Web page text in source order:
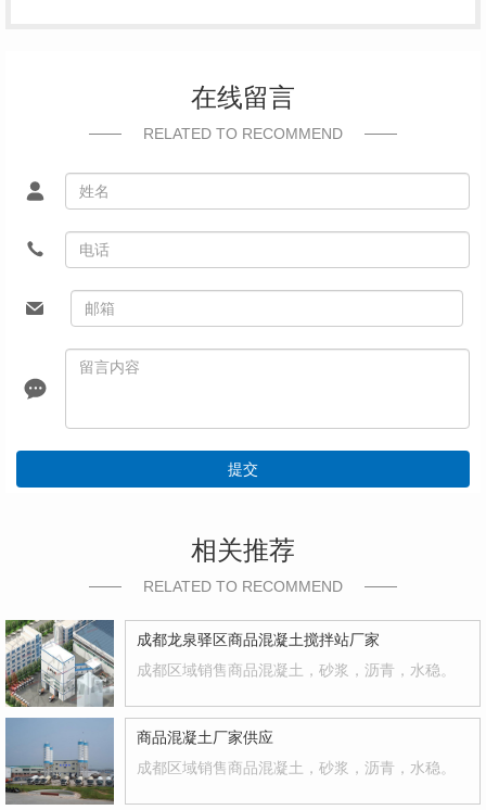
在线留言
RELATED TO RECOMMEND
提交
相关推荐
RELATED TO RECOMMEND
成都龙泉驿区商品混凝土搅拌站厂家
成都区域销售商品混凝土，砂浆，沥青，水稳。
商品混凝土厂家供应
成都区域销售商品混凝土，砂浆，沥青，水稳。